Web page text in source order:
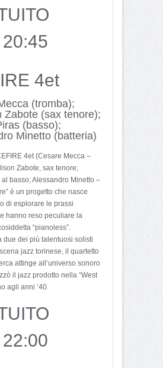
20:45
4et
(tromba);
Zabote (sax tenore);
(basso);
Minetto (batteria)
4et (Cesare Mecca –
Zabote, sax tenore;
al basso; Alessandro Minetto –
è un progetto che nasce
di esplorare le prassi
hanno reso peculiare la
“pianoless”.
due dei più talentuosi solisti
jazz torinese, il quartetto
attinge all’universo sonoro
il jazz prodotto nella “West
agli anni ’40.
22:00